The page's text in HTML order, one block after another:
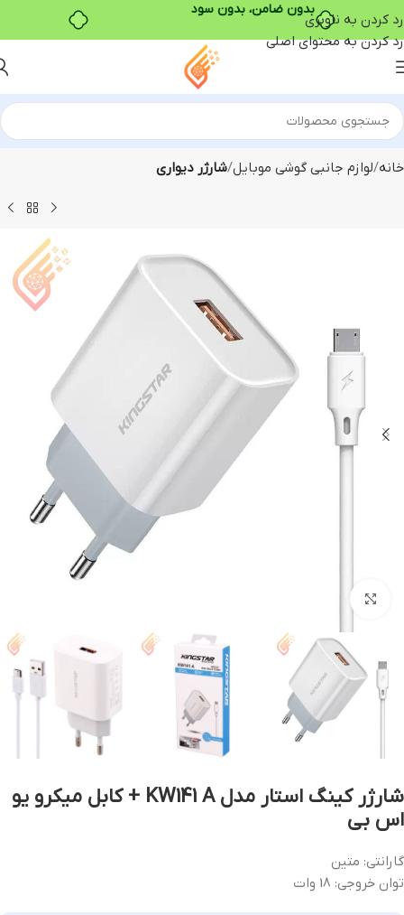
بدون ضامن، بدون سود
رد کردن به ناوبری
رد کردن به محتوای اصلی
خانه لوازم جانبی گوشی موبایل شارژر دیواری
شارژر کینگ استار مدل KW141 A + کابل میکرو یو
اس بی
گارانتی: متین
توان خروجی: 18 وات